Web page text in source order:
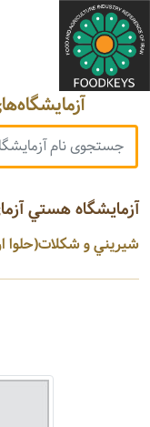
آزمايشگاه هستي
شيريني و شكلات(حلوا